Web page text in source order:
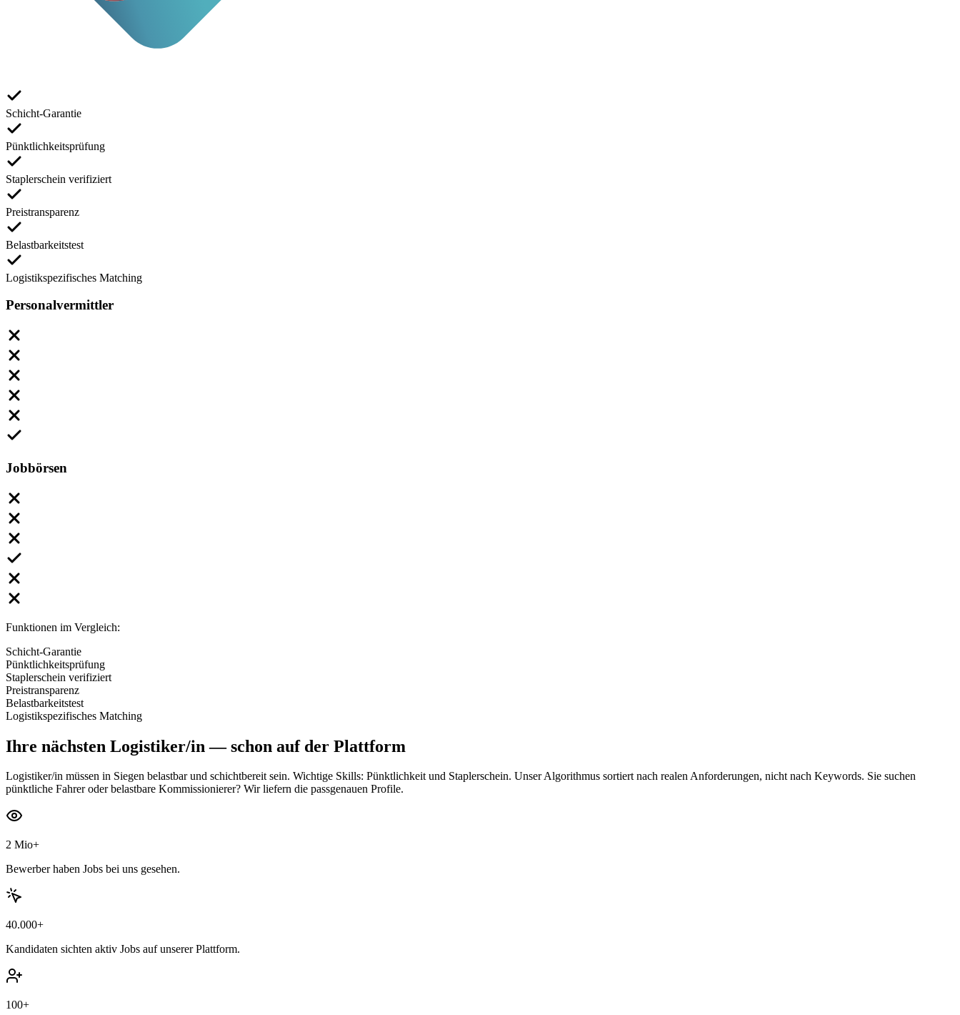
Schicht-Garantie
Pünktlichkeitsprüfung
Staplerschein verifiziert
Preistransparenz
Belastbarkeitstest
Logistikspezifisches Matching
Personalvermittler
Jobbörsen
Funktionen im Vergleich:
Schicht-Garantie
Pünktlichkeitsprüfung
Staplerschein verifiziert
Preistransparenz
Belastbarkeitstest
Logistikspezifisches Matching
Ihre nächsten Logistiker/in — schon auf der Plattform
Logistiker/in müssen in Siegen belastbar und schichtbereit sein. Wichtige Skills: Pünktlichkeit und Staplerschein. Unser Algorithmus sortiert nach realen Anforderungen, nicht nach Keywords. Sie suchen
pünktliche Fahrer oder belastbare Kommissionierer? Wir liefern die passgenauen Profile.
2 Mio+
Bewerber haben Jobs bei uns gesehen.
40.000+
Kandidaten sichten aktiv Jobs auf unserer Plattform.
100+